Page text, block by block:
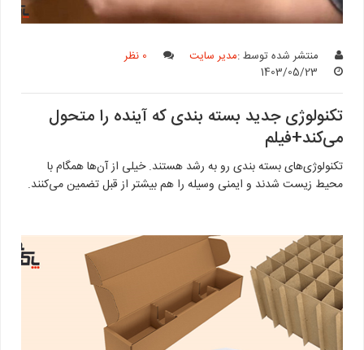
منتشر شده توسط :مدیر سایت
0 نظر
1403/05/23
تکنولوژی جدید بسته بندی که آینده را متحول
می‌کند+فیلم
تکنولوژی‌های بسته بندی رو به رشد هستند. خیلی از آن‌ها همگام با
محیط زیست شدند و ایمنی وسیله را هم بیشتر از قبل تضمین می‌کنند.